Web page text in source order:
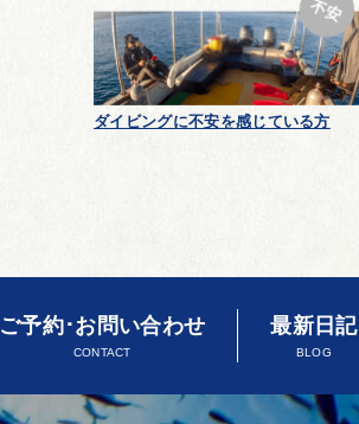
ダイビングに不安を感じている方
ご予約･お問い合わせ
CONTACT
最新日記
BLOG